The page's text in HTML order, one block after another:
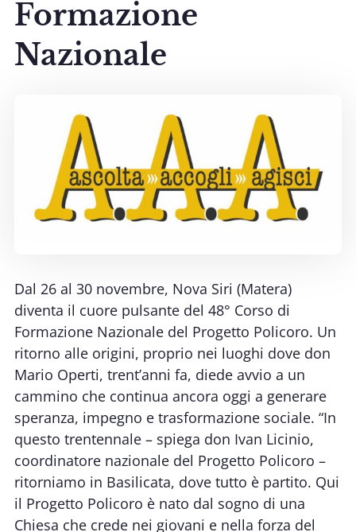
Formazione
Nazionale
Dal 26 al 30 novembre, Nova Siri (Matera)
diventa il cuore pulsante del 48° Corso di
Formazione Nazionale del Progetto Policoro. Un
ritorno alle origini, proprio nei luoghi dove don
Mario Operti, trent’anni fa, diede avvio a un
cammino che continua ancora oggi a generare
speranza, impegno e trasformazione sociale. “In
questo trentennale – spiega don Ivan Licinio,
coordinatore nazionale del Progetto Policoro –
ritorniamo in Basilicata, dove tutto è partito. Qui
il Progetto Policoro è nato dal sogno di una
Chiesa che crede nei giovani e nella forza del